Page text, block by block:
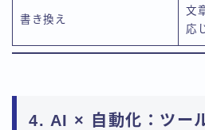
書き換え
文
応
4. AI × 自動化：ツー